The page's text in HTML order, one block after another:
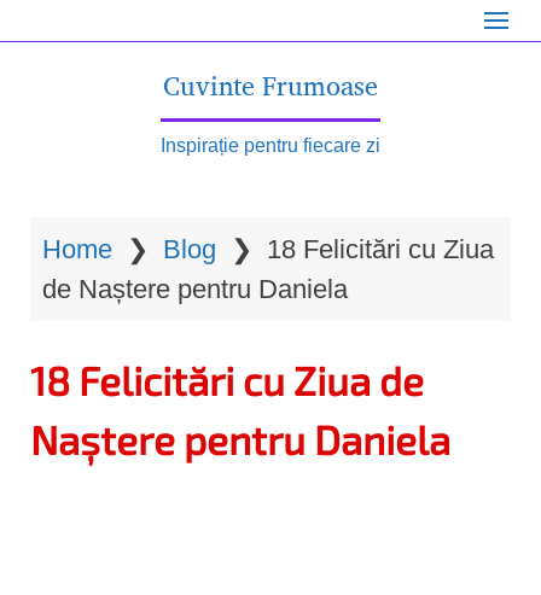
Cuvinte Frumoase
Inspirație pentru fiecare zi
Home ❯ Blog ❯ 18 Felicitări cu Ziua
de Naștere pentru Daniela
18 Felicitări cu Ziua de
Naștere pentru Daniela